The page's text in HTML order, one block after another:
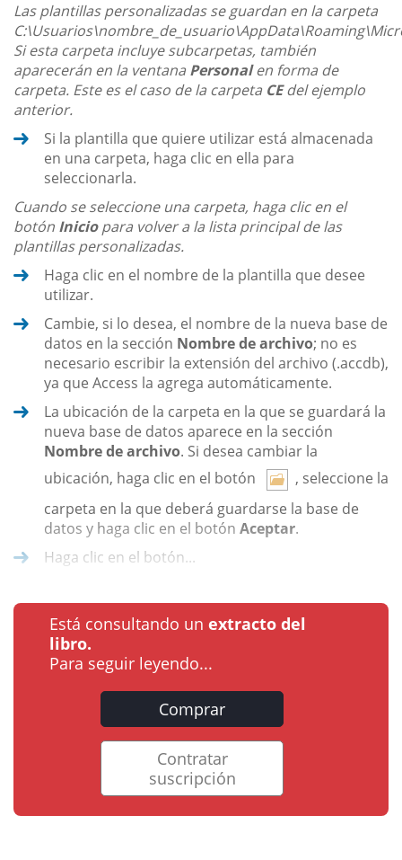
Las plantillas personalizadas se guardan en la carpeta
Si esta carpeta incluye subcarpetas, también
aparecerán en la ventana Personalen forma de
carpeta. Este es el caso de la carpeta CEdel ejemplo
anterior.
Si la plantilla que quiere utilizar está almacenada
en una carpeta, haga clic en ella para
seleccionarla.
Cuando se seleccione una carpeta, haga clic en el
botón Iniciopara volver a la lista principal de las
plantillas personalizadas.
Haga clic en el nombre de la plantilla que desee
utilizar.
Cambie, si lo desea, el nombre de la nueva base de
datos en la sección Nombre de archivo; no es
necesario escribir la extensión del archivo (.accdb),
ya que Access la agrega automáticamente.
La ubicación de la carpeta en la que se guardará la
nueva base de datos aparece en la sección
Nombre de archivo. Si desea cambiar la
ubicación, haga clic en el botón
, seleccione la
carpeta en la que deberá guardarse la base de
datos y haga clic en el botón Aceptar.
Haga clic en el botón...
Está consultando un extracto del
libro.
Para seguir leyendo...
Comprar
Contratar
suscripción